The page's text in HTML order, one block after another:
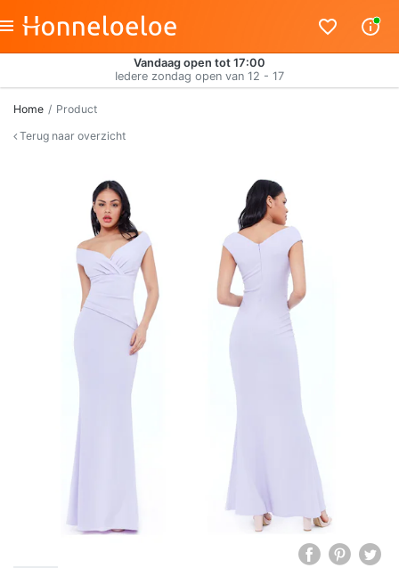
Vandaag open tot 17:00
Iedere zondag open van 12 - 17
Home
Product
Terug naar overzicht